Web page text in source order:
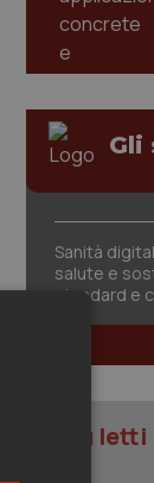
Gli
Sanità
salute e
standard e
I più letti